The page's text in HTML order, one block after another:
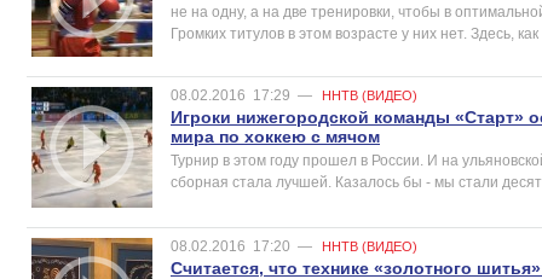
не на одну, а на две тренировки, чтобы в
Громких титулов в этом возрасте у них нет. Здесь,
08.02.2016 17:29 — ННТВ (ВИДЕО)
Игроки нижегородской команды «Старт»
мира по хоккею с мячом
Турнир в этом году прошел в России. И на
сборная стала лучшей. Казалось бы - мы стали
08.02.2016 17:20 — ННТВ (ВИДЕО)
Считается, что технике «золотного